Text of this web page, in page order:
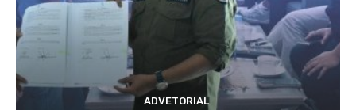
ADVETORIAL